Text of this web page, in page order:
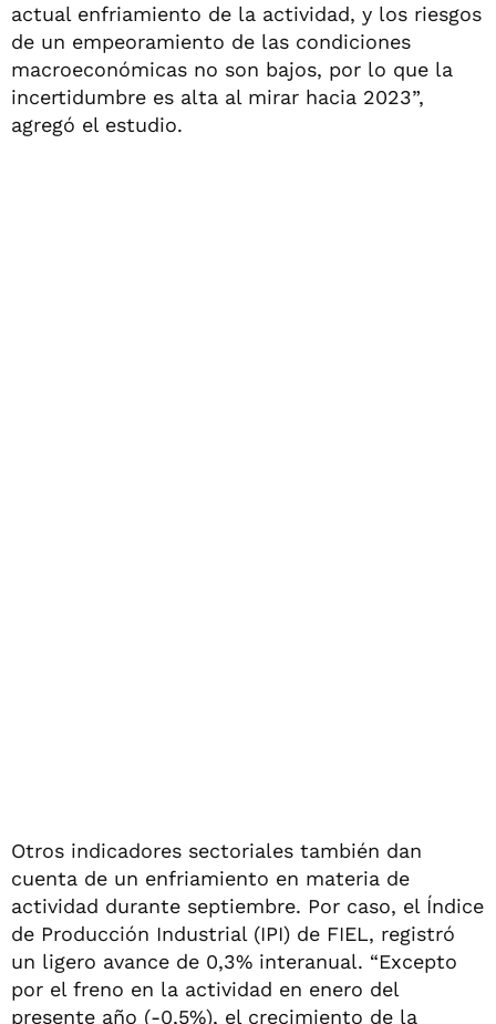
actual enfriamiento de la actividad, y los riesgos
de un empeoramiento de las condiciones
macroeconómicas no son bajos, por lo que la
incertidumbre es alta al mirar hacia 2023”,
agregó el estudio.
Otros indicadores sectoriales también dan
cuenta de un enfriamiento en materia de
actividad durante septiembre. Por caso, el Índice
de Producción Industrial (IPI) de FIEL, registró
un ligero avance de 0,3% interanual. “Excepto
por el freno en la actividad en enero del
presente año (-0,5%), el crecimiento de la